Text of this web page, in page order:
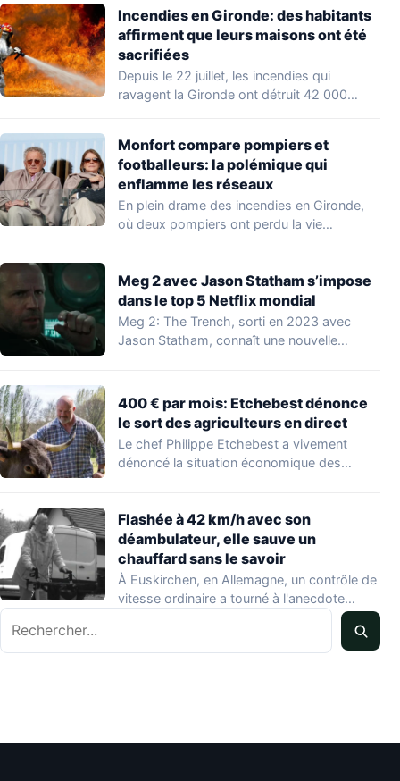
Incendies en Gironde: des habitants
affirment que leurs maisons ont été
sacrifiées
Depuis le 22 juillet, les incendies qui
ravagent la Gironde ont détruit 42 000…
Monfort compare pompiers et
footballeurs: la polémique qui
enflamme les réseaux
En plein drame des incendies en Gironde,
où deux pompiers ont perdu la vie…
Meg 2 avec Jason Statham s’impose
dans le top 5 Netflix mondial
Meg 2: The Trench, sorti en 2023 avec
Jason Statham, connaît une nouvelle
400 € par mois: Etchebest dénonce
le sort des agriculteurs en direct
Le chef Philippe Etchebest a vivement
dénoncé la situation économique des
Flashée à 42 km/h avec son
déambulateur, elle sauve un
chauffard sans le savoir
À Euskirchen, en Allemagne, un contrôle de
vitesse ordinaire a tourné à l'anecdote